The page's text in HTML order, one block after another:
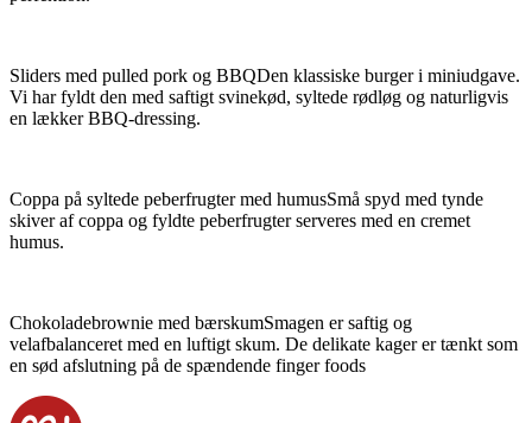
Sliders med pulled pork og BBQDen klassiske burger i miniudgave.
Vi har fyldt den med saftigt svinekød, syltede rødløg og naturligvis
en lækker BBQ-dressing.
Coppa på syltede peberfrugter med humusSmå spyd med tynde
skiver af coppa og fyldte peberfrugter serveres med en cremet
humus.
Chokoladebrownie med bærskumSmagen er saftig og
velafbalanceret med en luftigt skum. De delikate kager er tænkt som
en sød afslutning på de spændende finger foods